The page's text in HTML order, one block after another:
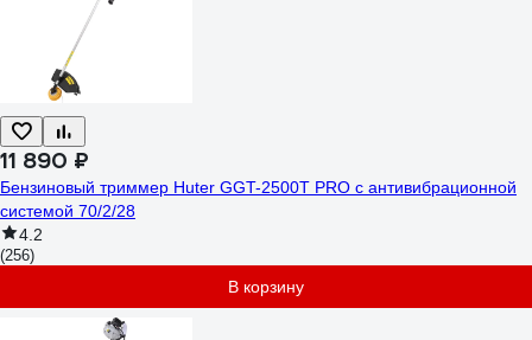
11 890 ₽
Бензиновый триммер Huter GGT-2500Т PRO с антивибрационной
системой 70/2/28
4.2
(256)
В корзину